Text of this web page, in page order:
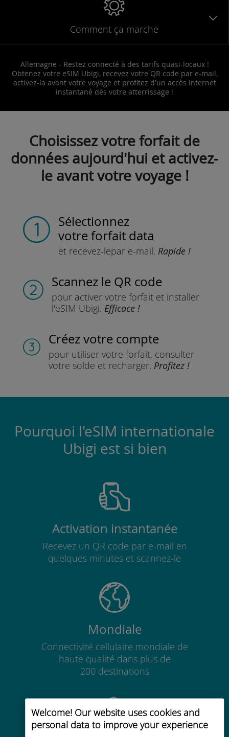
Welcome! Our website uses cookies and
personal data to improve your experience
Comment ça marche
Allemagne - Restez connecté à des tarifs quasi-locaux !
Obtenez votre eSIM Ubigi, recevez votre QR code par e-mail,
activez-la avant votre voyage et profitez d'un accès internet
instantané dès votre atterrissage !
Choisissez votre forfait de
données aujourd'hui et activez-
le avant votre voyage !
Sélectionnez
votre forfait data
et recevez-lepar e-mail. Rapide !
Scannez le QR code
pour activer votre forfaitet installer
l'eSIM Ubigi. Efficace !
Créez votre compte
pour utiliser votre forfait, consulter
votre solde et recharger. Profitez !
Pourquoi l'eSIM internationale
Ubigi est si bien
Activation instantanée
Recevez un QR code par e-mail en
quelques minutes et scannez-le
Mondiale
Connectivité cellulaire mondiale de
haute qualité dans plus de
200 destinations